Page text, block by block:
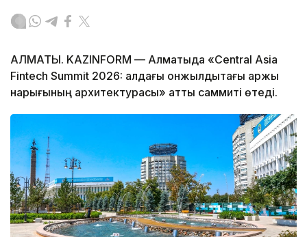
АЛМАТЫ. KAZINFORM — Алматыда «Central Asia
Fintech Summit 2026: алдағы онжылдықтағы қаржы
нарығының архитектурасы» атты саммиті өтеді.